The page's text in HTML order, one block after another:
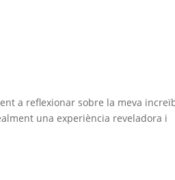
a reflexionar sobre la meva
una experiència reveladora i